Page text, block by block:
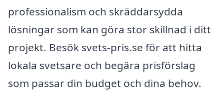
professionalism och skräddarsydda
lösningar som kan göra stor skillnad i ditt
projekt. Besök svets-pris.se för att hitta
lokala svetsare och begära prisförslag
som passar din budget och dina behov.